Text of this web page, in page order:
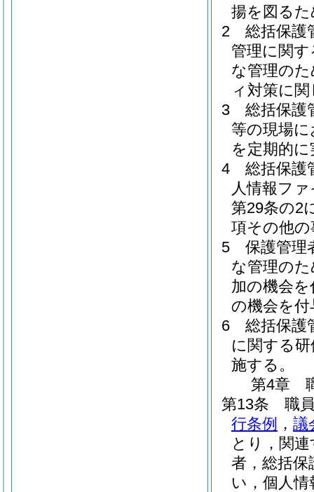
揚を図る
2
総括保護
管理に関
な管理の
ィ対策に
3
総括保護
等の現場
を定期的
4
総括保護
人情報フ
第29条の2
項その他
5
保護管理
な管理の
加の機会
の機会を
6
総括保護
に関する
施する。
第4章
第13条
職
行条例 ， 議
とり，関
者，総括保
い，個人